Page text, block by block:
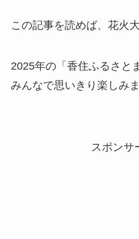
この記事を読めば、花火
2025年の「香住ふるさと
みんなで思いきり楽しみ
スポンサ